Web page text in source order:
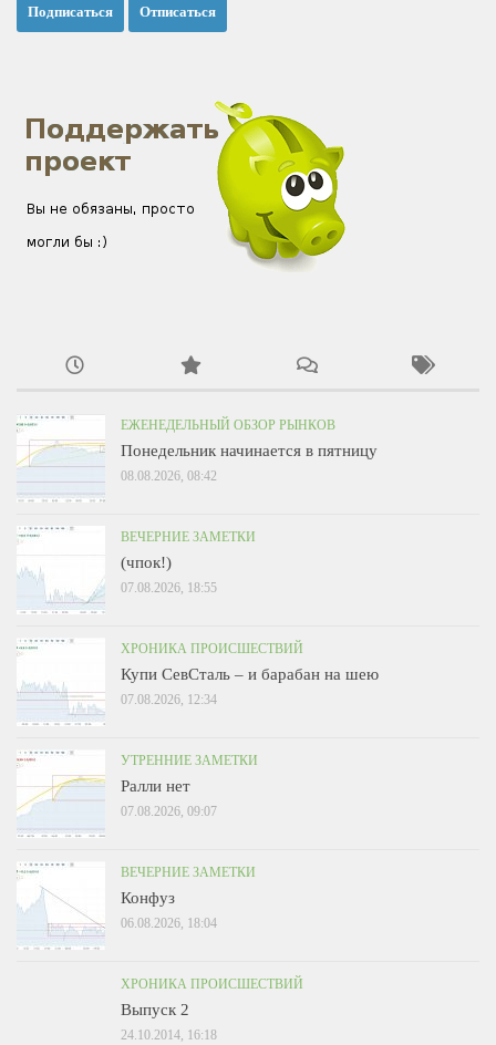
ЕЖЕНЕДЕЛЬНЫЙ ОБЗОР РЫНКОВ
Понедельник начинается в пятницу
08.08.2026, 08:42
ВЕЧЕРНИЕ ЗАМЕТКИ
(чпок!)
07.08.2026, 18:55
ХРОНИКА ПРОИСШЕСТВИЙ
Купи СевСталь – и барабан на шею
07.08.2026, 12:34
УТРЕННИЕ ЗАМЕТКИ
Ралли нет
07.08.2026, 09:07
ВЕЧЕРНИЕ ЗАМЕТКИ
Конфуз
06.08.2026, 18:04
ХРОНИКА ПРОИСШЕСТВИЙ
Выпуск 2
24.10.2014, 16:18